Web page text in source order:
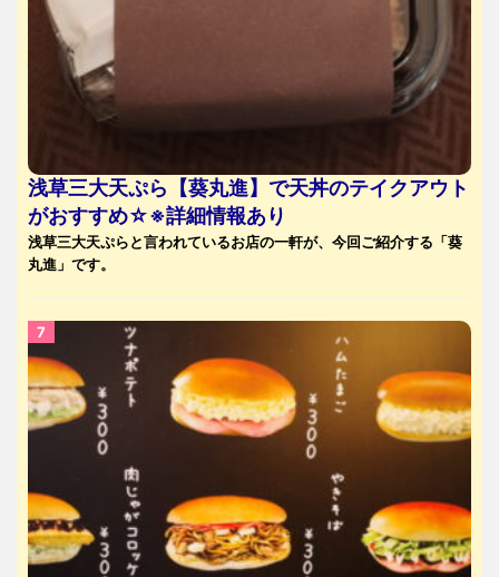
浅草三大天ぷら【葵丸進】で天丼のテイクアウト
がおすすめ☆※詳細情報あり
浅草三大天ぷらと言われているお店の一軒が、今回ご紹介する「葵
丸進」です。